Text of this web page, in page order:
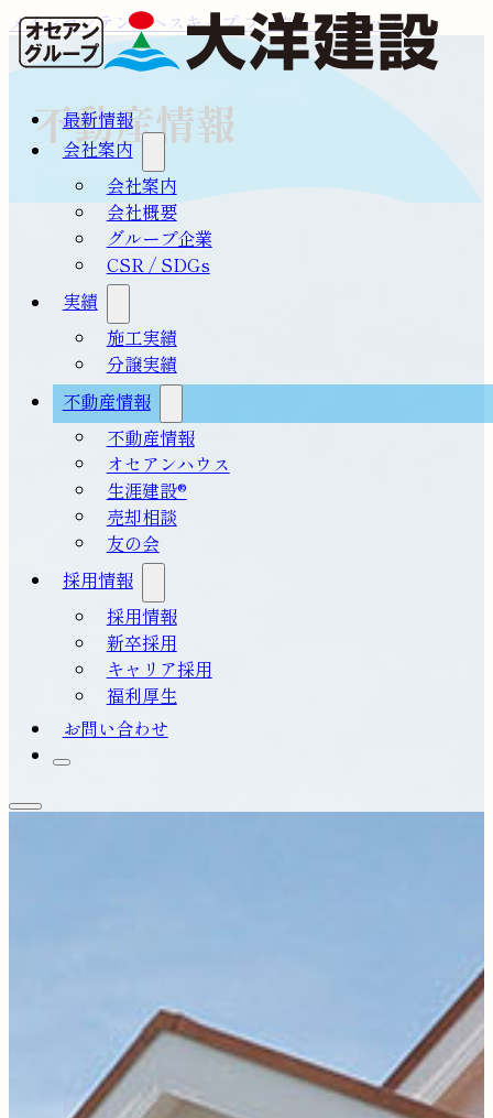
メインコンテンツへスキップフッターへスキップ
最新情報
会社案内
会社案内
会社概要
グループ企業
CSR / SDGs
実績
施工実績
分譲実績
不動産情報
不動産情報
オセアンハウス
生涯建設®
売却相談
友の会
採用情報
採用情報
新卒採用
キャリア採用
福利厚生
お問い合わせ
不動産情報